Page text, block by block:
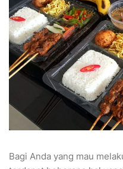
Bagi Anda yang mau